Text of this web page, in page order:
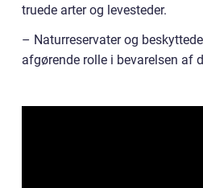
truede arter og levesteder.
– Naturreservater og
afgørende rolle i bevarelsen af